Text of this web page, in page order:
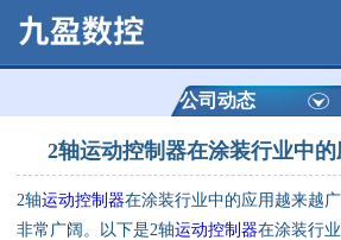
公司动态
2轴运动控制器在涂装行业中
2轴运动控制器在涂装行业中的应用越来越
非常广阔。以下是2轴运动控制器在涂装行